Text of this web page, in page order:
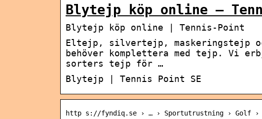
Blytejp köp online –
Blytejp köp online | Tennis-Point
Eltejp, silvertejp, maskeringstejp
behöver komplettera med tejp. Vi
sorters tejp för …
Blytejp | Tennis Point SE
http s://fyndiq.se › … › Sportutrustning › Golf ›